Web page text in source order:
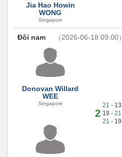
Jia Hao Howin
WONG
Singapore
Đôi nam （2026-06-18 09:00）
Donovan Willard
WEE
Singapore
2
21 - 13
19 - 21
21 - 19